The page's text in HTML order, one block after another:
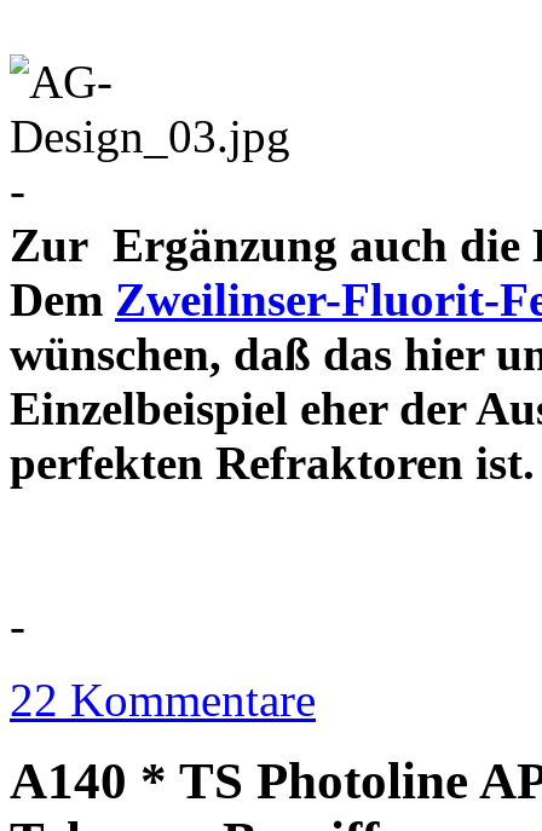
-
Zur Ergänzung auch die
Dem Zweilinser-Fluorit-
wünschen, daß das hier
Einzelbeispiel eher der
perfekten
-
22 Kommentare
A140 * TS Photoline